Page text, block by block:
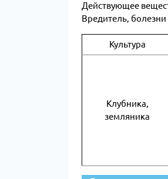
Действующее
Вредитель,
Культура
Клубника,
земляника